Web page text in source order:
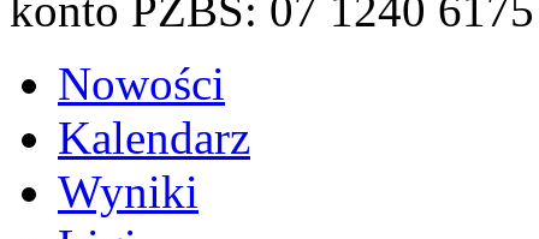
konto PZBS: 07 1240
Nowości
Kalendarz
Wyniki